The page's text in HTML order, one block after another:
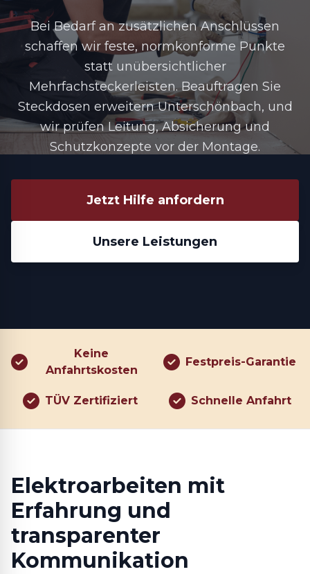
Bei Bedarf an zusätzlichen Anschlüssen
schaffen wir feste, normkonforme Punkte
statt unübersichtlicher
Mehrfachsteckerleisten. Beauftragen Sie
Steckdosen erweitern Unterschönbach, und
wir prüfen Leitung, Absicherung und
Schutzkonzepte vor der Montage.
Jetzt Hilfe anfordern
Unsere Leistungen
Keine
Anfahrtskosten
Festpreis-Garantie
TÜV Zertifiziert Schnelle Anfahrt
Elektroarbeiten mit
Erfahrung und
transparenter
Kommunikation